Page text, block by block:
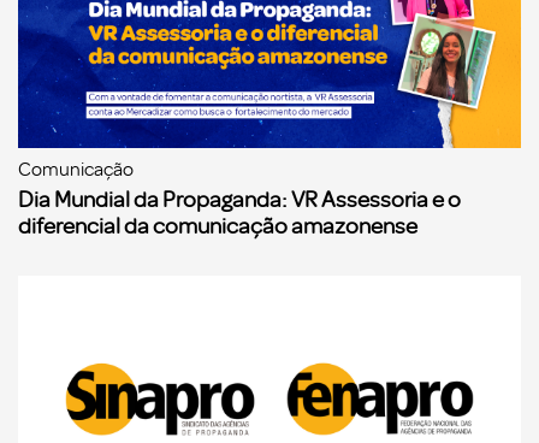
Comunicação
Dia Mundial da Propaganda: VR Assessoria e o
diferencial da comunicação amazonense